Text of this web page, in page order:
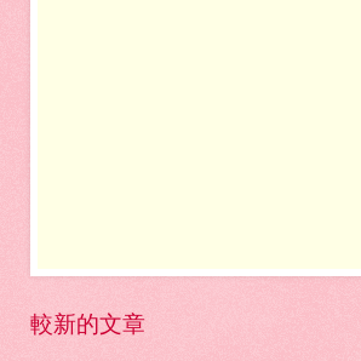
較新的文章